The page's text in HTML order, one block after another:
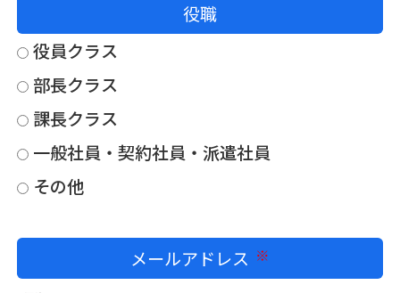
役職
役員クラス
部長クラス
課長クラス
一般社員・契約社員・派遣社員
その他
メールアドレス